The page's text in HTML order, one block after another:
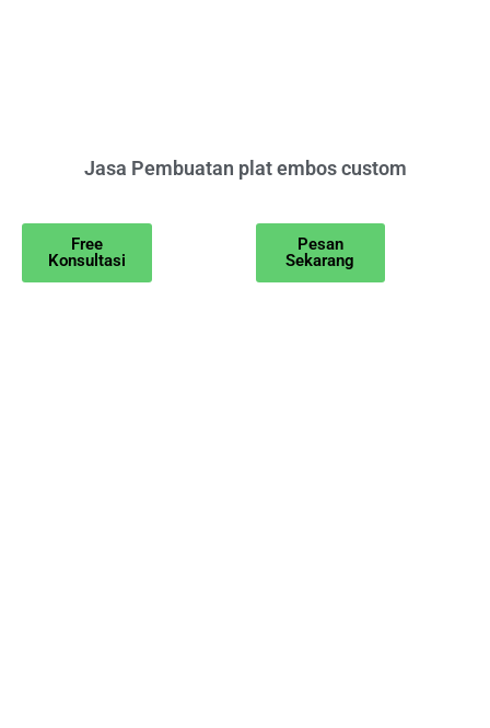
Jasa Pembuatan plat embos custom
Free
Konsultasi
Pesan
Sekarang